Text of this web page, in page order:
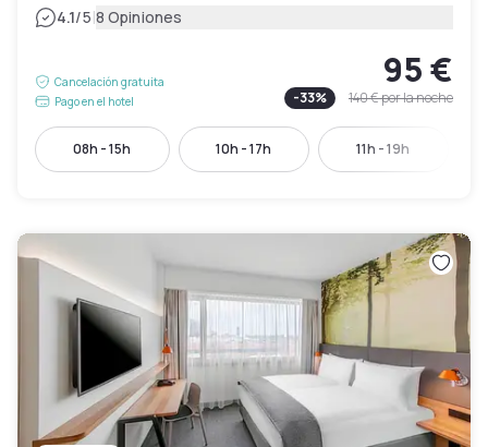
4.1/5|8 Opiniones
Cancelación gratuita
Pago en el hotel
95 €
-33% 140 €por la noche
08h - 15h 10h - 17h 11h - 19h